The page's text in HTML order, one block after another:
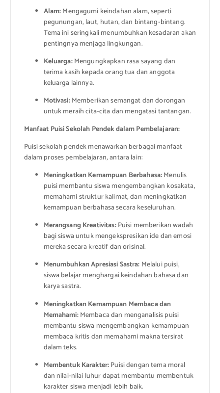
Alam:Mengagumi keindahan alam, seperti
pegunungan, laut, hutan, dan bintang-bintang.
Tema ini seringkali menumbuhkan kesadaran akan
pentingnya menjaga lingkungan.
Keluarga:Mengungkapkan rasa sayang dan
terima kasih kepada orang tua dan anggota
keluarga lainnya.
Motivasi:Memberikan semangat dan dorongan
untuk meraih cita-cita dan mengatasi tantangan.
Manfaat Puisi Sekolah Pendek dalam Pembelajaran:
Puisi sekolah pendek menawarkan berbagai manfaat
dalam proses pembelajaran, antara lain:
Meningkatkan Kemampuan Berbahasa:Menulis
puisi membantu siswa mengembangkan kosakata,
memahami struktur kalimat, dan meningkatkan
kemampuan berbahasa secara keseluruhan.
Merangsang Kreativitas:Puisi memberikan wadah
bagi siswa untuk mengekspresikan ide dan emosi
mereka secara kreatif dan orisinal.
Menumbuhkan Apresiasi Sastra: Melalui puisi,
siswa belajar menghargai keindahan bahasa dan
karya sastra.
Meningkatkan Kemampuan Membaca dan
Memahami:Membaca dan menganalisis puisi
membantu siswa mengembangkan kemampuan
membaca kritis dan memahami makna tersirat
dalam teks.
Membentuk Karakter:Puisi dengan tema moral
dan nilai-nilai luhur dapat membantu membentuk
karakter siswa menjadi lebih baik.